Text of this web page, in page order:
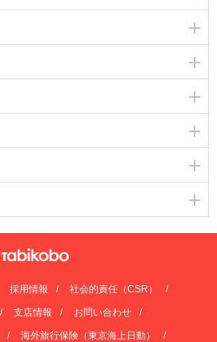
採用情報 社会的責任（CSR）
支店情報 お問い合わせ
海外旅行保険（東京海上日動）